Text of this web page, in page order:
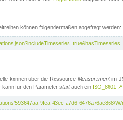
können folgendermaßen abgefragt werden:
können über die Ressource Measurementim
kann für den Parameter startauch ein ISO_8601 ↗
593647aa-9fea-43ec-a7d6-6476a76ae868/W/